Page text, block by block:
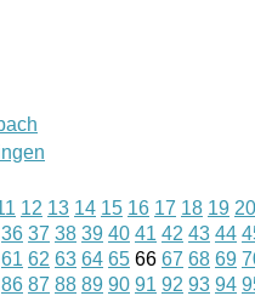
12 13 14 15 16 17 18 19 20
36 37 38 39 40 41 42 43 44
61 62 63 64 65 66 67 68 69
86 87 88 89 90 91 92 93 94